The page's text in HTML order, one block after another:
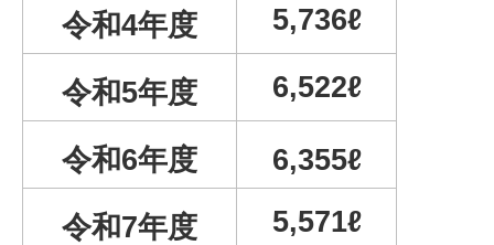
令和4年度
5,736ℓ
令和5年度 6,522ℓ
令和6年度
6,355ℓ
令和7年度 5,571ℓ